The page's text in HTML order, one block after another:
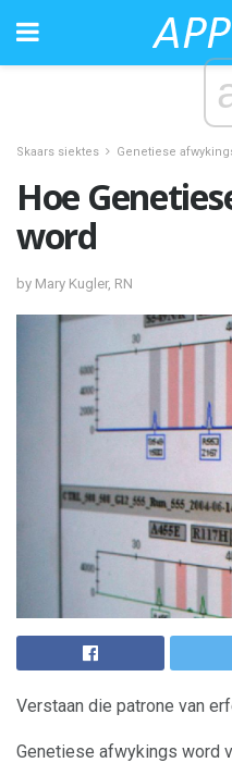
Skaars siektes Genetiese
Hoe
word
by Mary Kugler, RN
Verstaan ​​die patrone van
Genetiese afwykings word